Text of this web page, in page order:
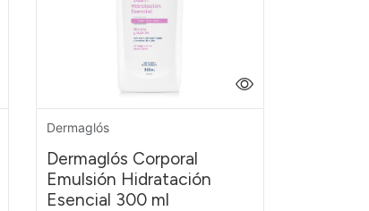
Dermaglós
Dermaglós Corporal
Emulsión Hidratación
Esencial 300 ml